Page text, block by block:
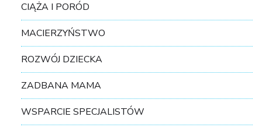
CIĄŻA I PORÓD
MACIERZYŃSTWO
ROZWÓJ DZIECKA
ZADBANA MAMA
WSPARCIE SPECJALISTÓW